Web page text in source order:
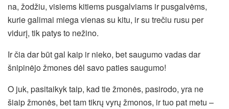
na, žodžiu, visiems kitiems pusgalviams ir pusgalvėms,
kurie galimai miega vienas su kitu, ir su trečiu rusu per
vidurį, tik patys to nežino.
Ir čia dar būt gal kaip ir nieko, bet saugumo vadas dar
šnipinėjo žmones dėl savo paties saugumo!
O juk, pasitaikyk taip, kad tie žmonės, pasirodo, yra ne
šiaip žmonės, bet tam tikrų vyrų žmonos, ir tuo pat metu –